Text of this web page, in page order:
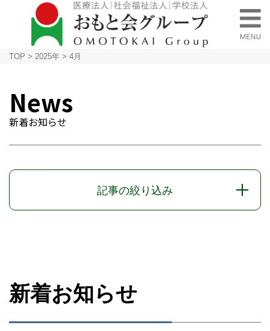
TOP > 2025年 > 4月
News
新着お知らせ
記事の絞り込み
新着お知らせ